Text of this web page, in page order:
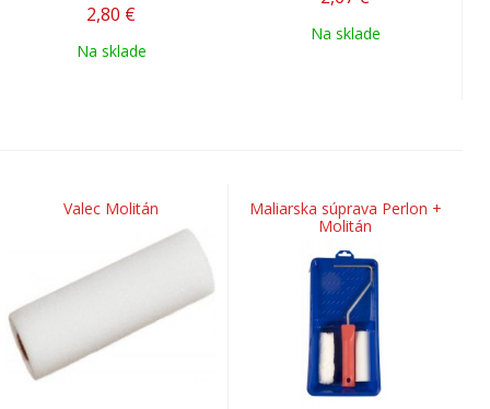
2,80 €
Na sklade
Na sklade
Valec Molitán
Maliarska súprava Perlon +
Molitán